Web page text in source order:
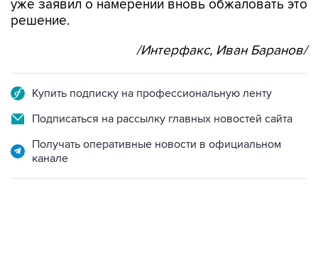
Подписаться на рассылку главных новостей сайта
Получать оперативные новости в официальном